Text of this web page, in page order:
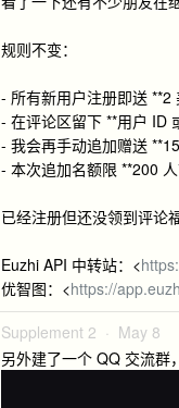
规则不变：
- 所有新用户注册即送 **2
- 在评论区留下 **用户 ID
- 我会再手动追加赠送
- 本次追加名额限 **200
已经注册但还没领到评论
Euzhi API 中转站：<
优智图：<https://
Supplement 2 · May 8
另外建了一个 QQ 交流群